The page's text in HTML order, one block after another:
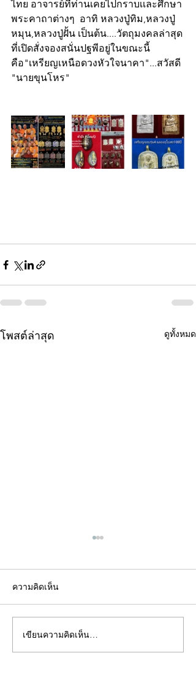
ไทย อาจารย์ที่ท่านเคยไปกราบเเละศึกษา
พระคาถาต่างๆ  อาทิ หลวงปู่ทิม,หลวงปู่
หมุน,หลวงปู่ฝั้น เป็นต้น....วัตถุมงคลล่าสุด
ที่เปิดสั่งจองสนั่นปฐพีอยู่ในขณะนี้
คือ"เหรียญเหนือดวงหัวใจนาคา"...สวัสดี
"นายขุนโหร"
โพสต์ล่าสุด ดูทั้งหมด
คอลัมน์"จับชีพจรวงการ
พระ"ประจำพุธที่ 29
ความคิดเห็น
เขียนความคิดเห็น…